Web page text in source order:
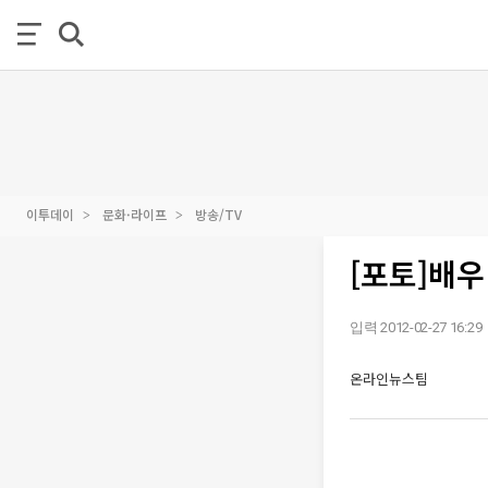
이투데이 문화·라이프 방송/TV
[포토]배
입력 2012-02-27 16:29
온라인뉴스팀